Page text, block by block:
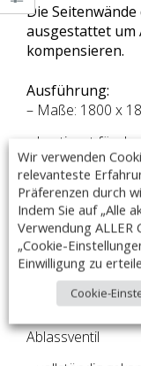
Die
ausgestattet um
kompensieren.
Ausführung:
– Maße: 1800 x
– bestimmt für
– Ablufthaube
– mit
Zyklon-/
– der
bis zu 6 μm
– hergestellt aus
– Materialstärke
– der
Ablassventil
Wir verwenden
relevanteste
Präferenzen durch
Indem Sie auf „Alle
Verwendung ALLER
„Cookie-
Einwilligung zu
Cookie-